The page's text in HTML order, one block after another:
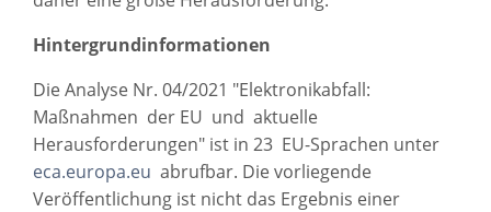
Hintergrundinformationen
Die Analyse Nr. 04/2021 "Elektronikabfall:
Maßnahmen der EU und aktuelle
Herausforderungen" ist in 23 EU-Sprachen unter
eca.europa.eu abrufbar. Die vorliegende
Veröffentlichung ist nicht das Ergebnis einer